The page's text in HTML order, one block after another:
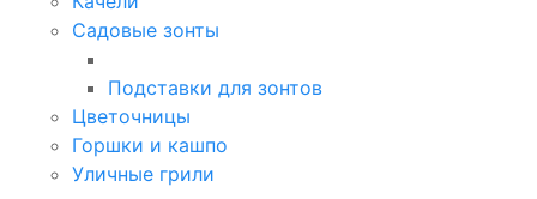
Садовые зонты
Подставки для зонтов
Цветочницы
Горшки и кашпо
Уличные грили